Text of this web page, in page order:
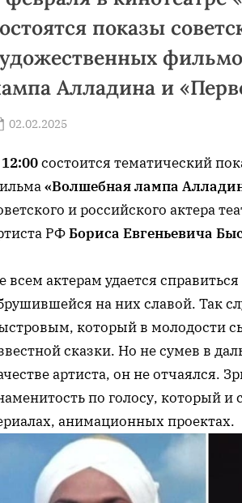
показы
Алладина и
Posted
02.02.2025
состоится тематический
«Волшебная лампа
и российского актера
РФБориса Евгеньевича
всем актерам удается
на них славой. Так
который в молодости
сказки. Но не сумев в
артиста, он не отчаялся.
по голосу, который и
анимационных проектах.